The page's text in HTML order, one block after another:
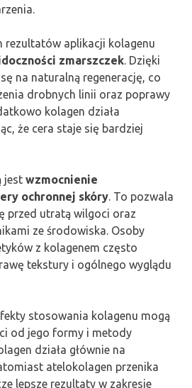
rezultatów aplikacji kolagenu
zmarszczek. Dzięki
na naturalną regenerację, co
drobnych linii oraz poprawy
kolagen działa
że cera staje się bardziej
jest wzmocnienie
ochronnej skóry. To pozwala
przed utratą wilgoci oraz
ze środowiska. Osoby
z kolagenem często
tekstury i ogólnego wyglądu
stosowania kolagenu mogą
od jego formy i metody
działa głównie na
atelokolagen przenika
lepsze rezultaty w zakresie